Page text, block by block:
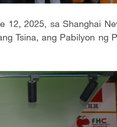
12, 2025, sa Shanghai
Tsina, ang Pabilyon ng